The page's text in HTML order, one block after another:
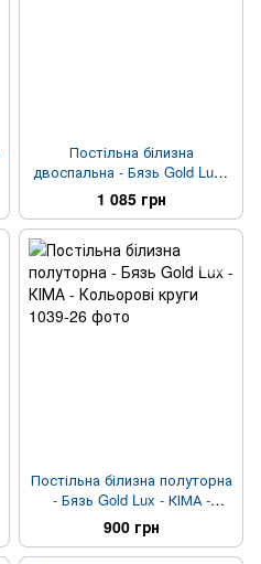
Постільна білизна
двоспальна - Бязь Gold Lux -
КІМА - Сіро-рожева смужка
1 085 грн
Постільна білизна полуторна
- Бязь Gold Lux - КІМА -
Кольорові круги
900 грн